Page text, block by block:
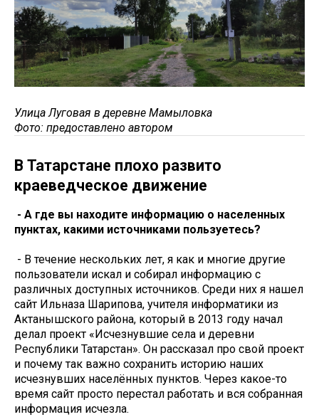
Улица Луговая в деревне Мамыловка
Фото: предоставлено автором
В Татарстане плохо развито
краеведческое движение
- А где вы находите информацию о населенных
пунктах, какими источниками пользуетесь?
- В течение нескольких лет, я как и многие другие
пользователи искал и собирал информацию с
различных доступных источников. Среди них я нашел
сайт Ильназа Шарипова, учителя информатики из
Актанышского района, который в 2013 году начал
делал проект «Исчезнувшие села и деревни
Республики Татарстан». Он рассказал про свой проект
и почему так важно сохранить историю наших
исчезнувших населённых пунктов. Через какое-то
время сайт просто перестал работать и вся собранная
информация исчезла.